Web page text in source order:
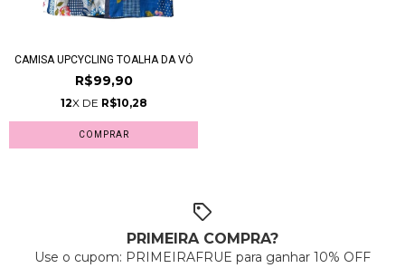
CAMISA UPCYCLING TOALHA DA VÓ
R$99,90
12X DE R$10,28
COMPRAR
PRIMEIRA COMPRA?
Use o cupom: PRIMEIRAFRUE para ganhar 10% OFF